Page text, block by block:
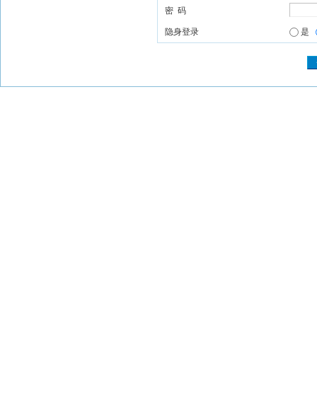
密 码
隐身登录 是